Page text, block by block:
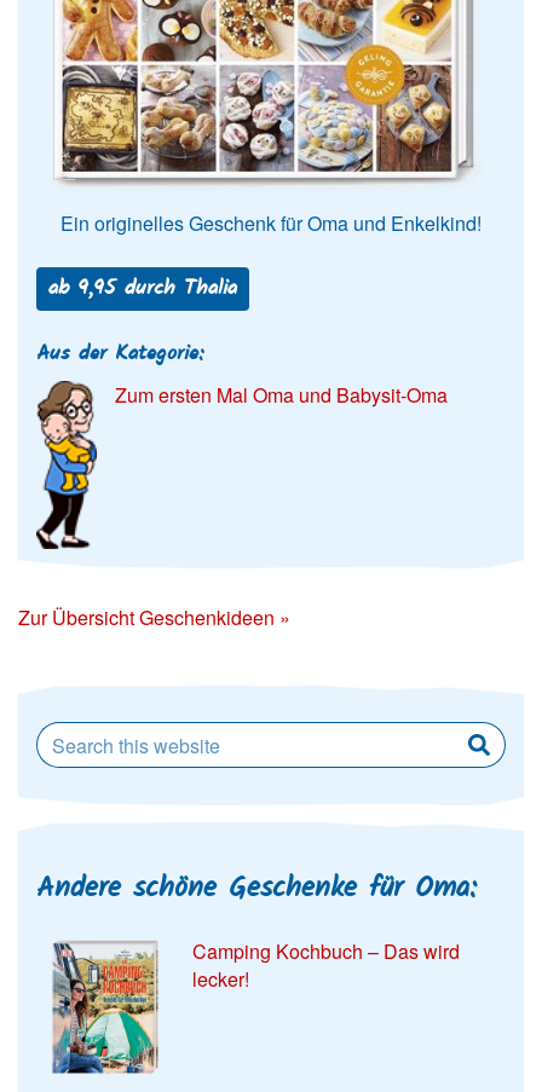
Ein originelles Geschenk für Oma und Enkelkind!
ab 9,95 durch Thalia
Aus der Kategorie:
Zum ersten Mal Oma und Babysit-Oma
Zur Übersicht Geschenkideen »
Andere schöne Geschenke für Oma:
Camping Kochbuch – Das wird
lecker!